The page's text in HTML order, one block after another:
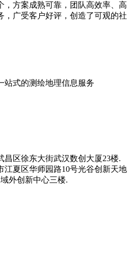
，方案成熟可靠，团队高效率、高
，广受客户好评，创造了可观的社
站式的测绘地理信息服务
昌区徐东大街武汉数创大厦23楼.
江夏区华师园路10号光谷创新天地
外创新中心三楼.